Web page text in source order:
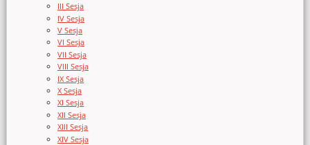
III Sesja
IV Sesja
V Sesja
VI Sesja
VII Sesja
VIII Sesja
IX Sesja
X Sesja
XI Sesja
XII Sesja
XIII Sesja
XIV Sesja